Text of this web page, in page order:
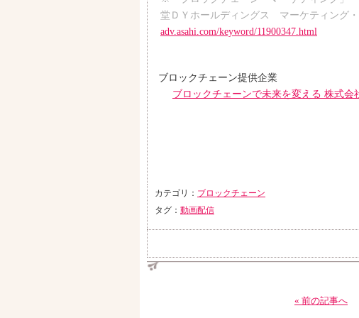
堂ＤＹホールディングス マーケティング
adv.asahi.com/keyword/11900347.html
ブロックチェーン提供企業
ブロックチェーンで未来を変える 株式会
カテゴリ： ブロックチェーン
タグ： 動画配信
« 前の記事へ